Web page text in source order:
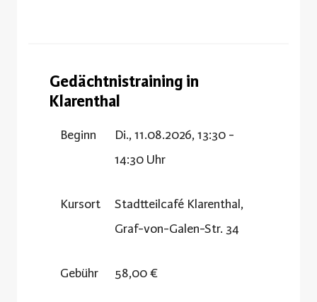
Gedächtnistraining in
Klarenthal
Beginn
Di., 11.08.2026, 13:30 -
14:30 Uhr
Kursort
Stadtteilcafé Klarenthal,
Graf-von-Galen-Str. 34
Gebühr 58,00 €